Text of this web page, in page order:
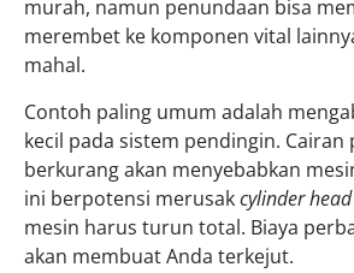
murah, namun penundaan bisa
merembet ke komponen vital
mahal.
Contoh paling umum adalah
kecil pada sistem pendingin. Cairan
berkurang akan menyebabkan
ini berpotensi merusakcylinder head
mesin harus turun total. Biaya
akan membuat Anda terkejut.